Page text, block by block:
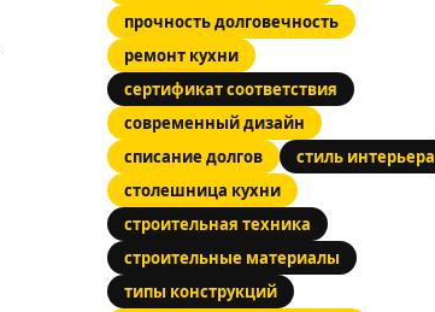
прочность долговечность
ремонт кухни
сертификат соответствия
современный дизайн
списание долгов
стиль интерьера
столешница кухни
строительная техника
строительные материалы
типы конструкций